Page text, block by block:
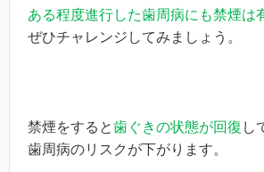
ある程度進行した歯周病にも禁煙は
ぜひチャレンジしてみましょう。
禁煙をすると歯ぐきの状態が回復 し
歯周病のリスクが下がります。